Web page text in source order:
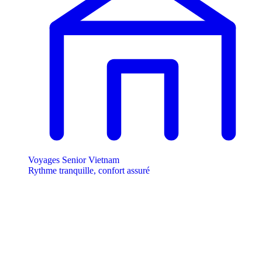
Voyages Senior Vietnam
Rythme tranquille, confort assuré